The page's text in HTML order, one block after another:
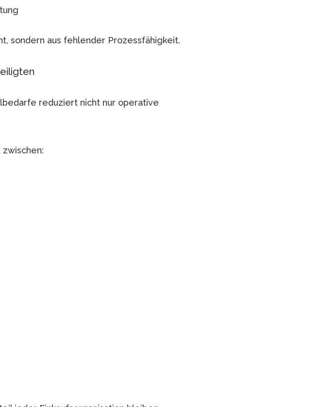
sondern aus fehlender Prozessfähigkeit.
reduziert nicht nur operative